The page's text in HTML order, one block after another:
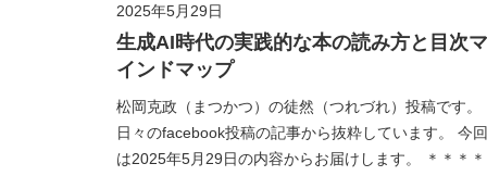
2025年5月29日
生成AI時代の実践的な本の読み方と目次
インドマップ
松岡克政（まつかつ）の徒然（つれづれ）投稿です。
日々のfacebook投稿の記事から抜粋しています。 今
は2025年5月29日の内容からお届けします。 ＊＊＊＊